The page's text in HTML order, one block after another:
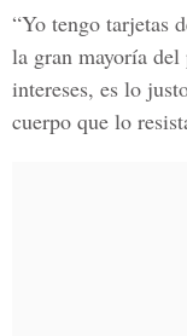
“Yo tengo tarjetas
la gran mayoría
intereses, es lo
cuerpo que lo